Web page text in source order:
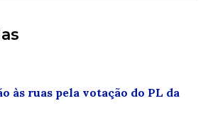
às ruas pela votação do PL da